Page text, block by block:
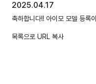
2025.04.17
축하합니다!! 아이모 모델 등록
목록으로 URL 복사